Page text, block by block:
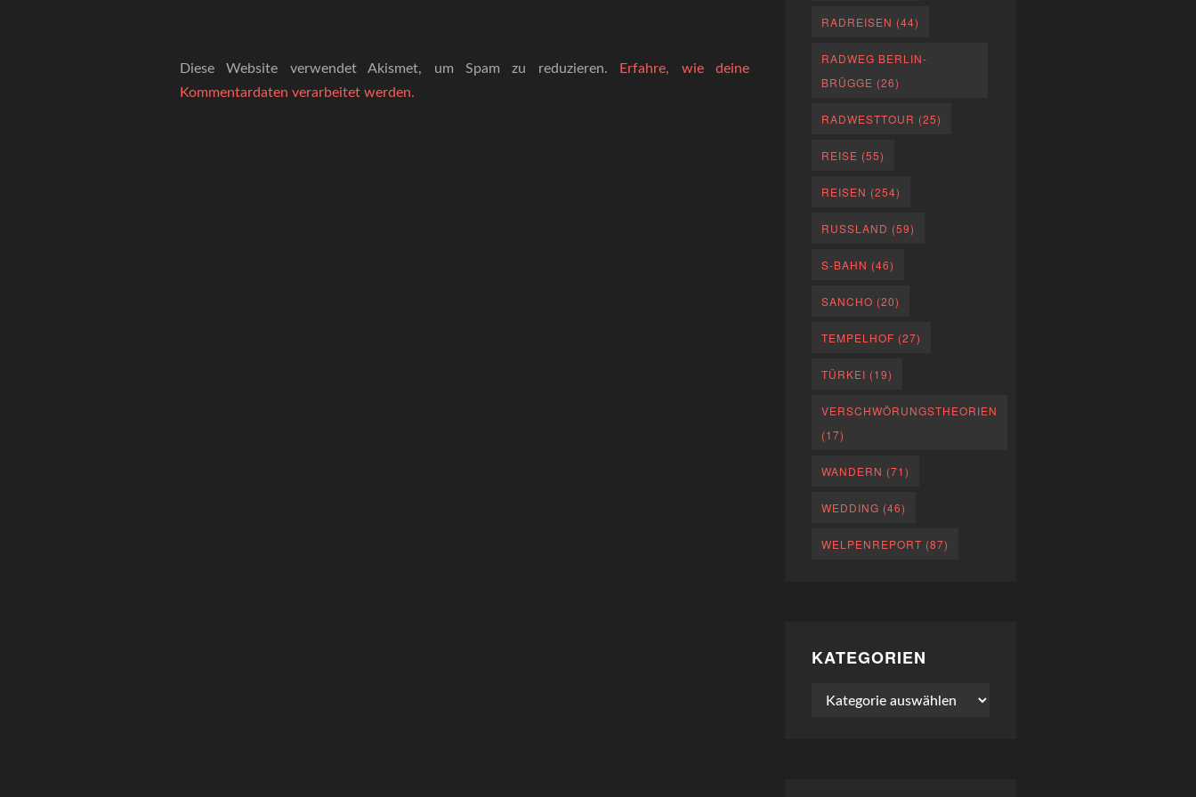
Diese Website verwendet Akismet, um Spam zu reduzieren.
Erfahre, wie deine
Kommentardaten verarbeitet werden.
RADREISEN (44)
RADWEG BERLIN-
BRÜGGE (26)
RADWESTTOUR (25)
REISE (55)
REISEN (254)
RUSSLAND (59)
S-BAHN (46)
SANCHO (20)
TEMPELHOF (27)
TÜRKEI (19)
VERSCHWÖRUNGSTHEORIEN
(17)
WANDERN (71)
WEDDING (46)
WELPENREPORT (87)
KATEGORIEN
Kategorien